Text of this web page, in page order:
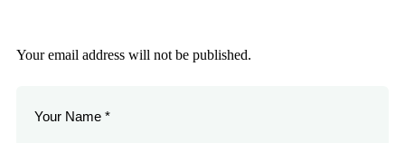
Your email address will not be published.